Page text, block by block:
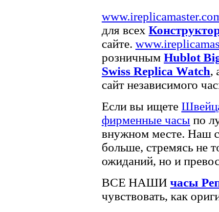
для всех
сайте.
розничным Hublot
Swiss Replica Watch,
сайт независимого
Если вы ищете
фирменные часы по
внужном месте. Наш
больше, стремясь не
ожиданий, но и
ВСЕ НАШИ часы
чувствовать, как